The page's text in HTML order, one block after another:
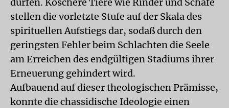
stellen die vorletzte Stufe auf der Skala des
spirituellen Aufstiegs dar, sodaß durch den
geringsten Fehler beim Schlachten die Seele
am Erreichen des endgültigen Stadiums ihrer
Erneuerung gehindert wird.
Aufbauend auf dieser theologischen Prämisse,
konnte die chassidische Ideologie einen